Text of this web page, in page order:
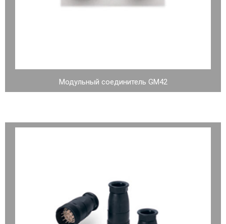
Модульный соединитель GM42